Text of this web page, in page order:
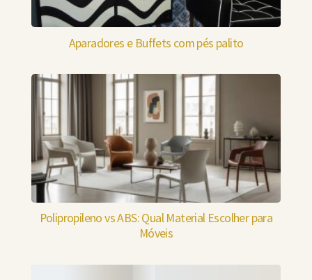
Aparadores e Buffets com pés palito
Polipropileno vs ABS: Qual Material Escolher para
Móveis